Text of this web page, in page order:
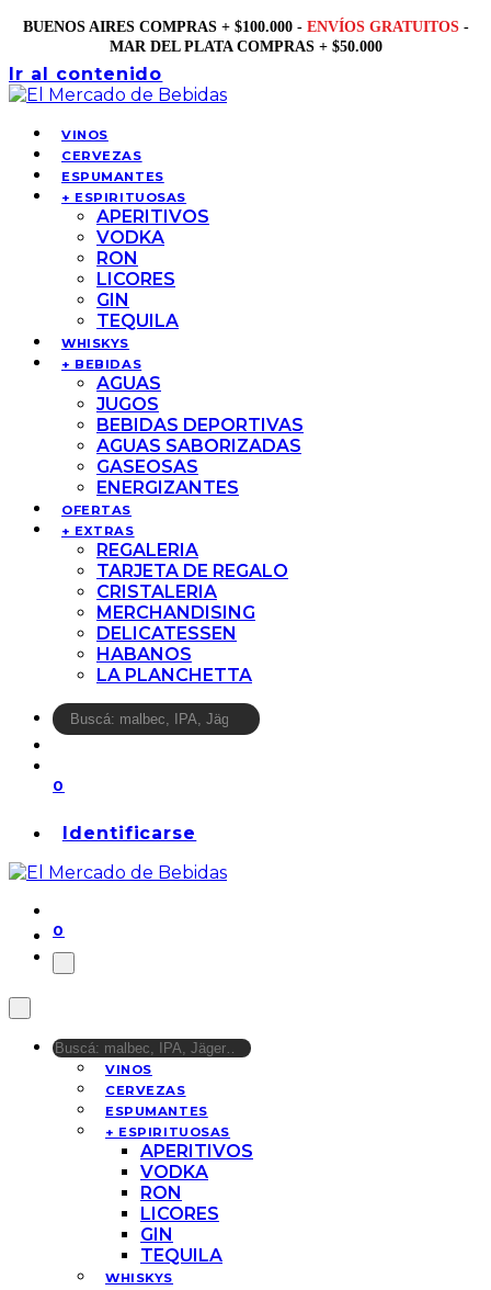
BUENOS AIRES COMPRAS + $100.000 - ENVÍOS GRATUITOS -
MAR DEL PLATA COMPRAS + $50.000
Ir al contenido
VINOS
CERVEZAS
ESPUMANTES
+ ESPIRITUOSAS
APERITIVOS
VODKA
RON
LICORES
GIN
TEQUILA
WHISKYS
+ BEBIDAS
AGUAS
JUGOS
BEBIDAS DEPORTIVAS
AGUAS SABORIZADAS
GASEOSAS
ENERGIZANTES
OFERTAS
+ EXTRAS
REGALERIA
TARJETA DE REGALO
CRISTALERIA
MERCHANDISING
DELICATESSEN
HABANOS
LA PLANCHETTA
0
Identificarse
0
VINOS
CERVEZAS
ESPUMANTES
+ ESPIRITUOSAS
APERITIVOS
VODKA
RON
LICORES
GIN
TEQUILA
WHISKYS